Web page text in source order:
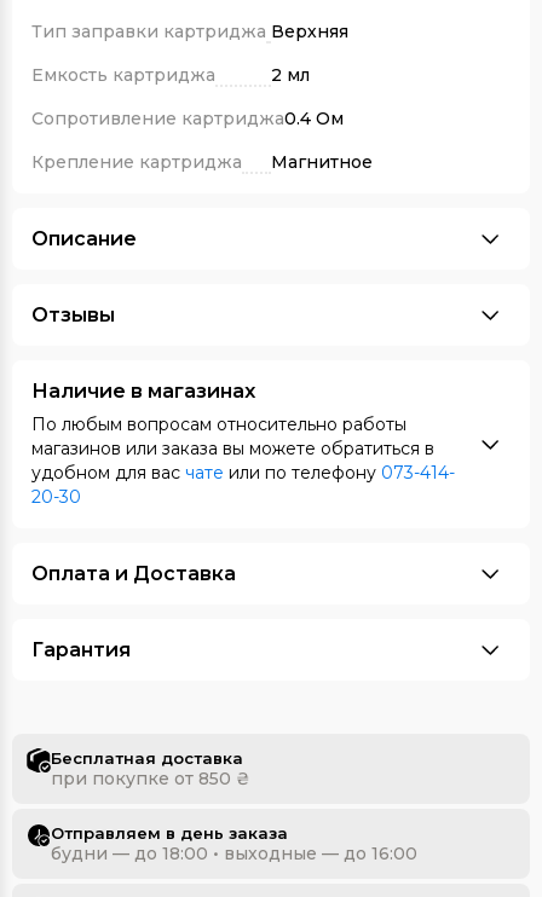
Тип заправки картриджа Верхняя
Емкость картриджа
2 мл
Сопротивление картриджа0.4 Ом
Крепление картриджа
Магнитное
Описание
Отзывы
Наличие в магазинах
По любым вопросам относительно работы
магазинов или заказа вы можете обратиться в
удобном для вас чате или по телефону 073-414-
20-30
Оплата и Доставка
Гарантия
Бесплатная доставка
при покупке от 850 ₴
Отправляем в день заказа
будни — до 18:00 • выходные — до 16:00